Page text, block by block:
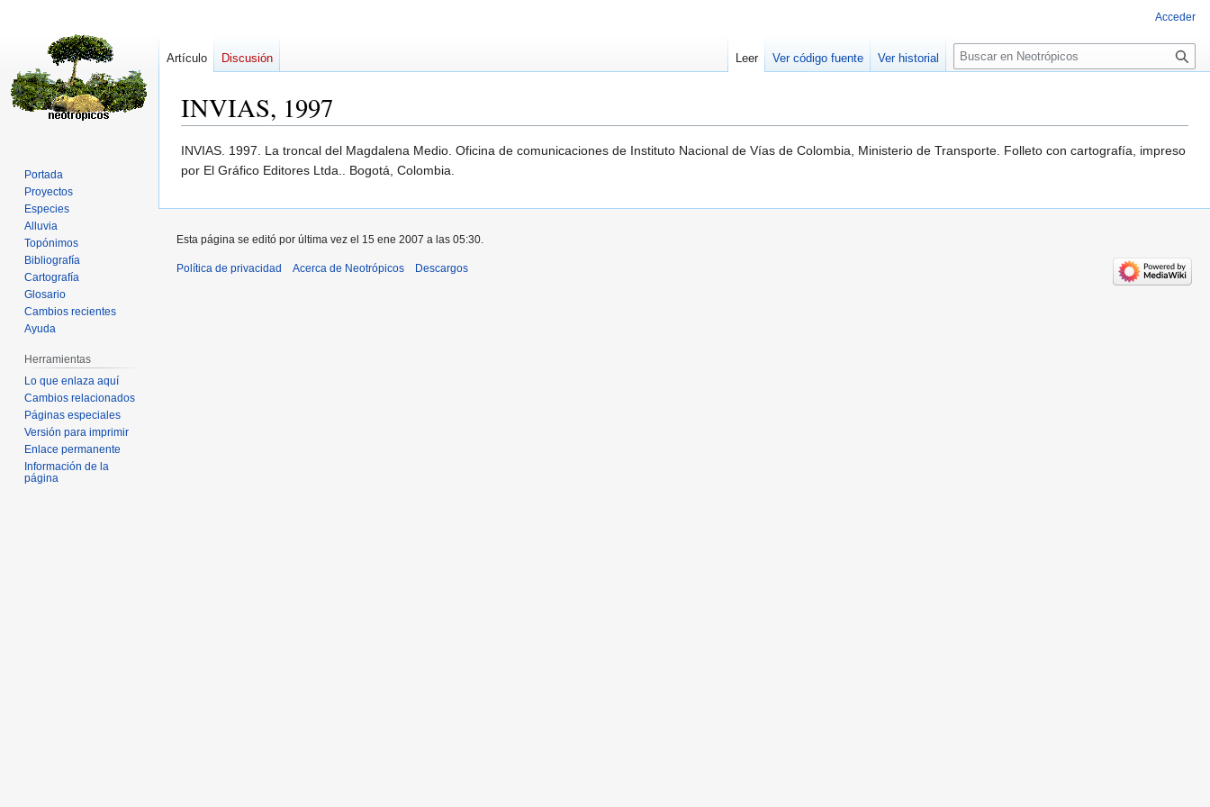
INVIAS, 1997
Ir
a
navegación
Ir
a
búsqueda
INVIAS. 1997. La troncal del Magdalena Medio. Oficina de comunicaciones de Instituto Nacional de Vías de Colombia, Ministerio de Transporte. Folleto con cartografía, impreso
por El Gráfico Editores Ltda.. Bogotá, Colombia.
Acceder
Artículo Discusión Leer Ver código fuente Ver historial
Buscar
Portada
Proyectos
Especies
Alluvia
Topónimos
Bibliografía
Cartografía
Glosario
Cambios recientes
Ayuda
Herramientas
Lo que enlaza aquí
Cambios relacionados
Páginas especiales
Versión para imprimir
Enlace permanente
Información de la
página
Esta página se editó por última vez el 15 ene 2007 a las 05:30.
Política de privacidad Acerca de Neotrópicos Descargos